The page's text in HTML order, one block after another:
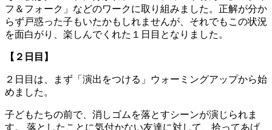
フ＆フォーク」などのワークに取り組みました。正解が分か
らず戸惑った子もいたかもしれませんが、それでもこの状況
を面白がり、楽しんでくれた１日目となりました。
【２日目】
２日目は、まず「演出をつける」ウォーミングアップから始
めました。
子どもたちの前で、消しゴムを落とすシーンが演じられま
す。 落としたことに気付かない友達に対して、拾ってあげ